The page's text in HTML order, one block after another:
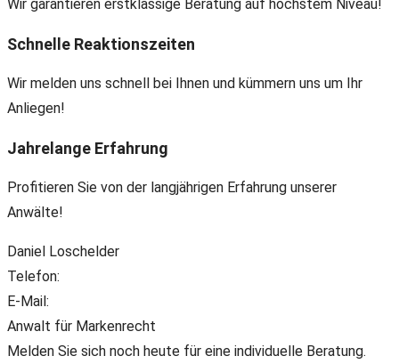
Wir garantieren erstklassige Beratung auf höchstem Niveau!
Schnelle Reaktionszeiten
Wir melden uns schnell bei Ihnen und kümmern uns um Ihr
Anliegen!
Jahrelange Erfahrung
Profitieren Sie von der langjährigen Erfahrung unserer
Anwälte!
Daniel Loschelder
Telefon:
E-Mail:
Anwalt für Markenrecht
Melden Sie sich noch heute für eine individuelle Beratung.